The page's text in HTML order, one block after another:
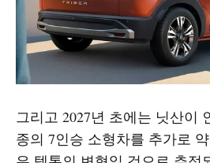
그리고 2027년 초에는 닛산이
종의 7인승 소형차를 추가로